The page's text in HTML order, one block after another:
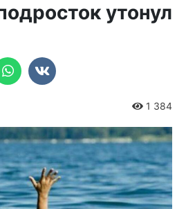
утонул
1 384